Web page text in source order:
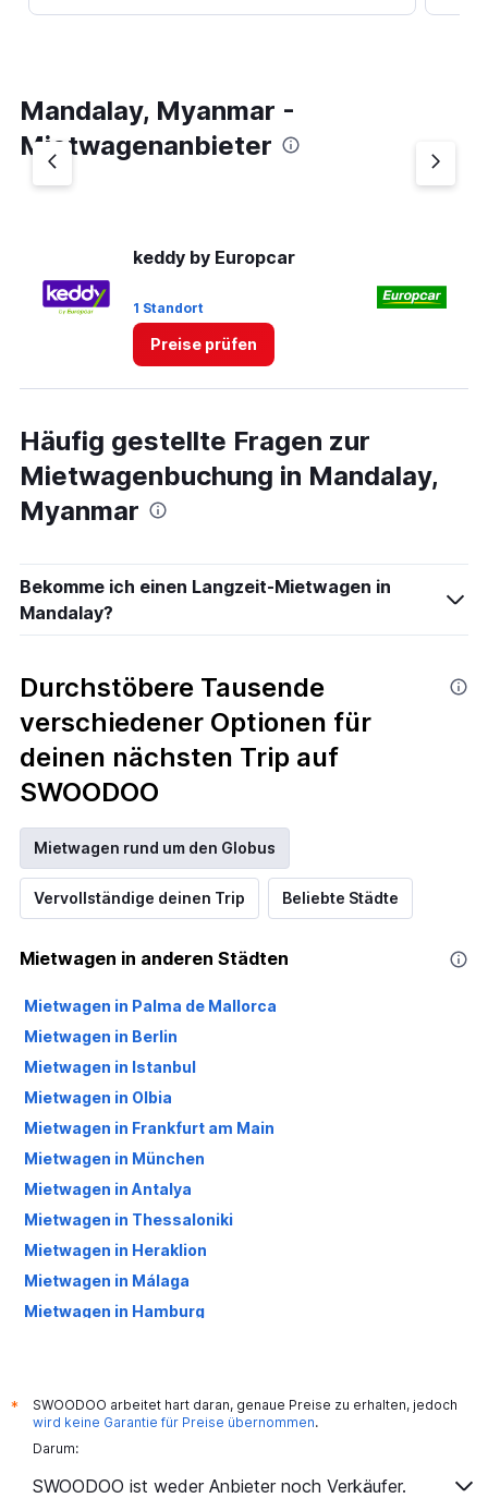
Mandalay, Myanmar -
Mietwagenanbieter
keddy by Europcar
1 Standort
Preise prüfen
Häufig gestellte Fragen zur
Mietwagenbuchung in Mandalay,
Myanmar
Bekomme ich einen Langzeit-Mietwagen in
Mandalay?
Durchstöbere Tausende
verschiedener Optionen für
deinen nächsten Trip auf
SWOODOO
Mietwagen rund um den Globus
Vervollständige deinen Trip Beliebte Städte
Mietwagen in anderen Städten
Mietwagen in Palma de Mallorca
Mietwagen in Berlin
Mietwagen in Istanbul
Mietwagen in Olbia
Mietwagen in Frankfurt am Main
Mietwagen in München
Mietwagen in Antalya
Mietwagen in Thessaloniki
Mietwagen in Heraklion
Mietwagen in Málaga
Mietwagen in Hamburg
Mietwagen in Catania
Mietwagen in Stuttgart
Mietwagen in Düsseldorf
*
SWOODOO arbeitet hart daran, genaue Preise zu erhalten, jedoch
wird keine Garantie für Preise übernommen.
Darum:
SWOODOO ist weder Anbieter noch Verkäufer.